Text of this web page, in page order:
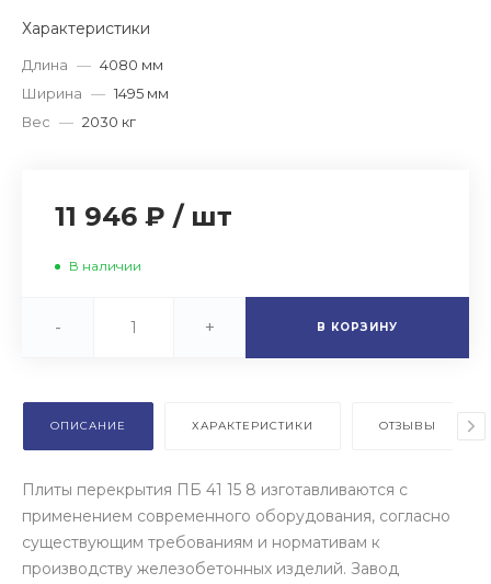
Характеристики
Длина — 4080 мм
Ширина — 1495 мм
Вес — 2030 кг
11 946 ₽ / шт
В наличии
- + В КОРЗИНУ
ОПИСАНИЕ ХАРАКТЕРИСТИКИ ОТЗЫВЫ
Плиты перекрытия ПБ 41 15 8 изготавливаются с
применением современного оборудования, согласно
существующим требованиям и нормативам к
производству железобетонных изделий. Завод